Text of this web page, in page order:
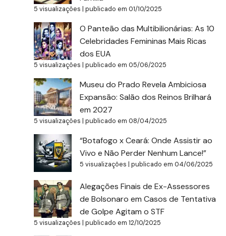
5 visualizações |publicado em 01/10/2025
O Panteão das Multibilionárias: As 10
Celebridades Femininas Mais Ricas
dos EUA
5 visualizações |publicado em 05/06/2025
Museu do Prado Revela Ambiciosa
Expansão: Salão dos Reinos Brilhará
em 2027
5 visualizações |publicado em 08/04/2025
“Botafogo x Ceará: Onde Assistir ao
Vivo e Não Perder Nenhum Lance!”
5 visualizações |publicado em 04/06/2025
Alegações Finais de Ex-Assessores
de Bolsonaro em Casos de Tentativa
de Golpe Agitam o STF
5 visualizações |publicado em 12/10/2025